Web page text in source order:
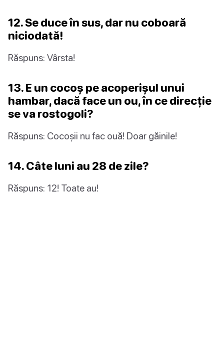
12. Se duce în sus, dar nu coboară
niciodată!
Răspuns: Vârsta!
13. E un cocoș pe acoperișul unui
hambar, dacă face un ou, în ce direcție
se va rostogoli?
Răspuns: Cocoșii nu fac ouă! Doar găinile!
14. Câte luni au 28 de zile?
Răspuns: 12! Toate au!